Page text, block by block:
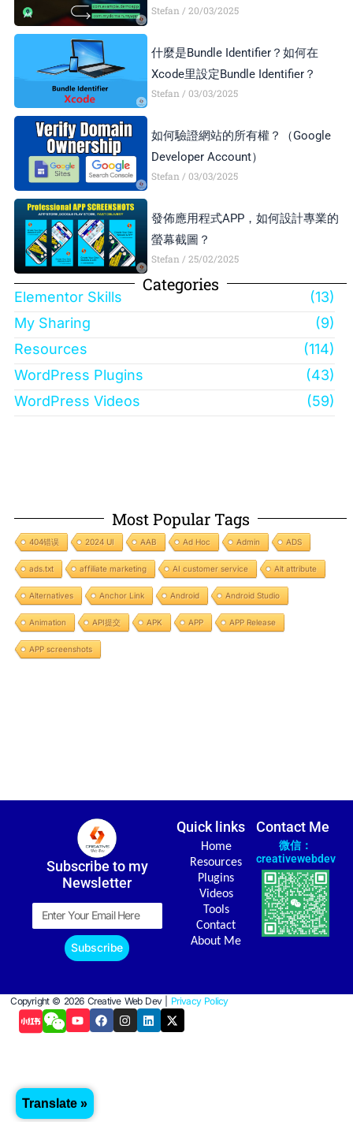
Stefan 20/03/2025
什麼是Bundle Identifier？如何在
Xcode里設定Bundle Identifier？
Stefan 03/03/2025
如何驗證網站的所有權？（Google
Developer Account）
Stefan 03/03/2025
發佈應用程式APP，如何設計專業的
螢幕截圖？
Stefan 25/02/2025
Categories
Elementor Skills
(13)
My Sharing
(9)
Resources
(114)
WordPress Plugins
(43)
WordPress Videos
(59)
Most Popular Tags
404错误 2024 UI AAB Ad Hoc Admin ADS
ads.txt affiliate marketing AI customer service Alt attribute
Alternatives Anchor Link Android Android Studio
Animation API提交 APK APP APP Release
APP screenshots
Subscribe to my
Newsletter
Email
Subscribe
Quick links
Home
Resources
Plugins
Videos
Tools
Contact
About Me
Contact Me
微信：
creativewebdev
Copyright © 2026 Creative Web Dev | Privacy Policy
Y
o
u
e
F
a
c
I
n
s
L
i
n
X
-
t
Translate »